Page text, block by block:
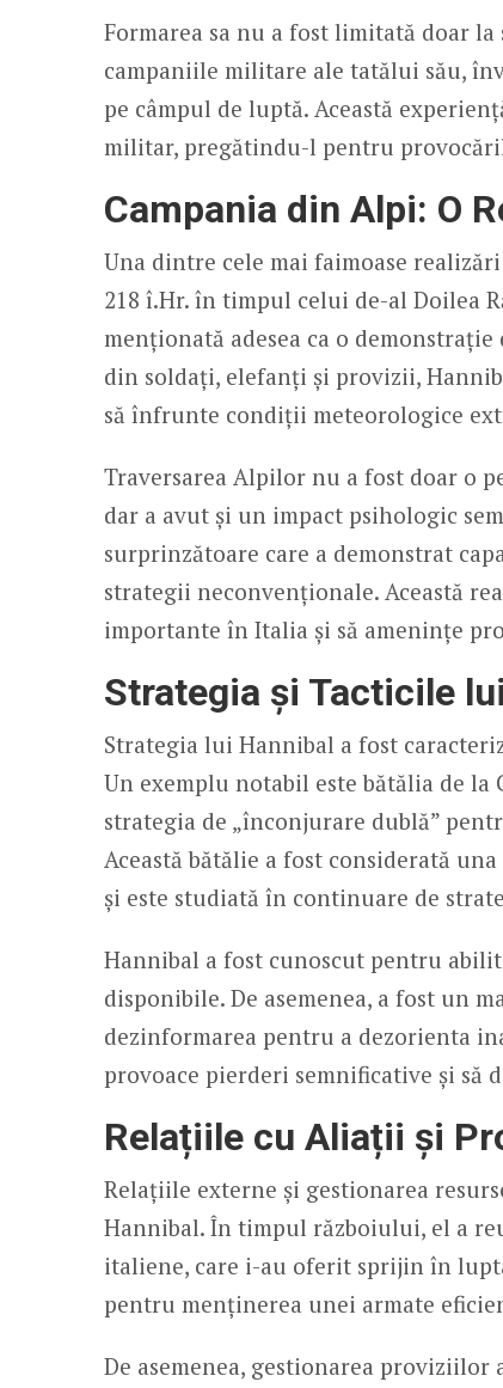
Formarea sa nu a fost limitată doar
campaniile militare ale tatălui său,
pe câmpul de luptă. Această
militar, pregătindu-l pentru
Campania din Alpi: O
Una dintre cele mai faimoase
218 î.Hr. în timpul celui de-al Doilea
menționată adesea ca o
din soldați, elefanți și provizii,
să înfrunte condiții meteorologice
Traversarea Alpilor nu a fost doar o
dar a avut și un impact psihologic
surprinzătoare care a demonstrat
strategii neconvenționale. Această
importante în Italia și să amenințe
Strategia și Tacticile
Strategia lui Hannibal a fost
Un exemplu notabil este bătălia de
strategia de „înconjurare dublă”
Această bătălie a fost considerată
și este studiată în continuare de
Hannibal a fost cunoscut pentru
disponibile. De asemenea, a fost un
dezinformarea pentru a dezorienta
provoace pierderi semnificative și să
Relațiile cu Aliații și
Relațiile externe și gestionarea
Hannibal. În timpul războiului, el a
italiene, care i-au oferit sprijin în
pentru menținerea unei armate
De asemenea, gestionarea